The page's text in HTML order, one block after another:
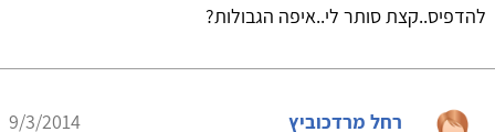
להדפיס..קצת סותר לי..איפה הגבולות?
רחל מרדכוביץ 9/3/2014